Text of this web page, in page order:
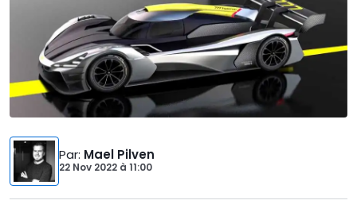
Par: Mael Pilven
22 Nov 2022 à 11:00